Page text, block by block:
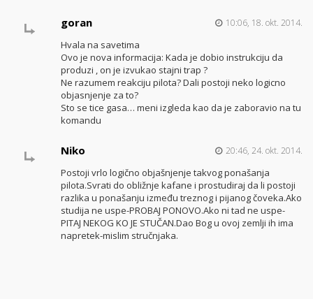
goran 10:06, 18. okt. 2014.
Hvala na savetima
Ovo je nova informacija: Kada je dobio instrukciju da
produzi , on je izvukao stajni trap ?
Ne razumem reakciju pilota? Dali postoji neko logicno
objasnjenje za to?
Sto se tice gasa… meni izgleda kao da je zaboravio na tu
komandu
Niko 20:46, 24. okt. 2014.
Postoji vrlo logično objašnjenje takvog ponašanja
pilota.Svrati do obližnje kafane i prostudiraj da li postoji
razlika u ponašanju između treznog i pijanog čoveka.Ako
studija ne uspe-PROBAJ PONOVO.Ako ni tad ne uspe-
PITAJ NEKOG KO JE STUČAN.Dao Bog u ovoj zemlji ih ima
napretek-mislim stručnjaka.